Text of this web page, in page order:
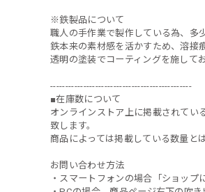
※鉄製品について
職人の手作業で製作している為、多
鉄本来の素材感を活かすため、溶接
透明の塗装でコーティングを施して
-----------------------------------------------
■在庫数について
オンラインストア上に掲載されてい
致します。
商品によっては掲載している数量と
お問い合わせ方法
・スマートフォンの場合「ショップ